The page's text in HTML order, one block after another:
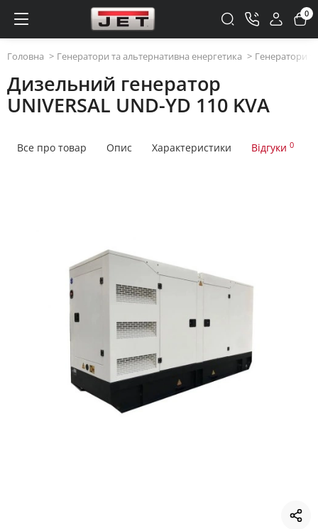
0
Головна Генератори та альтернативна енергетика Генератори
Дизельний генератор
UNIVERSAL UND-YD 110 KVA
Все про товар Опис Характеристики Відгуки 0